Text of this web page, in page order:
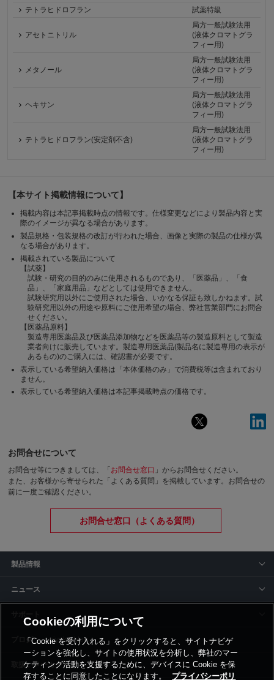
テトラヒドロフラン 試薬特級
アセトニトリル
局方一般試験法用
(液体クロマトグラ
フィー用)
メタノール
局方一般試験法用
(液体クロマトグラ
フィー用)
ヘキサン
局方一般試験法用
(液体クロマトグラ
フィー用)
テトラヒドロフラン(安定剤不含)
局方一般試験法用
(液体クロマトグラ
フィー用)
【本サイト掲載情報について】
掲載内容は本記事掲載時点の情報です。仕様変更などにより製品内容と実
際のイメージが異なる場合があります。
製品規格・包装規格の改訂が行われた場合、画像と実際の製品の仕様が異
なる場合があります。
掲載されている製品について
【試薬】
試験・研究の目的のみに使用されるものであり、「医薬品」、「食
品」、「家庭用品」などとしては使用できません。
試験研究用以外にご使用された場合、いかなる保証も致しかねます。試
験研究用以外の用途や原料にご使用希望の場合、弊社営業部門にお問合
せください。
【医薬品原料】
製造専用医薬品及び医薬品添加物などを医薬品等の製造原料として製造
業者向けに販売しています。製造専用医薬品(製品名に製造専用の表示が
あるもの)のご購入には、確認書が必要です。
表示している希望納入価格は「本体価格のみ」で消費税等は含まれており
ません。
表示している希望納入価格は本記事掲載時点の価格です。
お問合せについて
お問合せ等につきましては、「 お問合せ窓口 」からお問合せください。
また、お客様から寄せられた「よくある質問」を掲載しています。お問合せの
前に一度ご確認ください。
お問合せ窓口（よくある質問）
製品情報
ニュース
siyaku-blog
取扱いメーカー
Cookieの利用について
「Cookie を受け入れる」をクリックすると、サイトナビゲ
ーションを強化し、サイトの使用状況を分析し、弊社のマー
ケティング活動を支援するために、デバイスに Cookie を保
存することに同意したことになります。
プライバシーポリ